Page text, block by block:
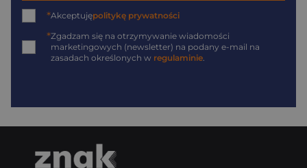
*Akceptujępolitykę prywatności
*Zgadzam się na otrzymywanie wiadomości
marketingowych (newsletter) na podany e-mail na
zasadach określonych w regulaminie